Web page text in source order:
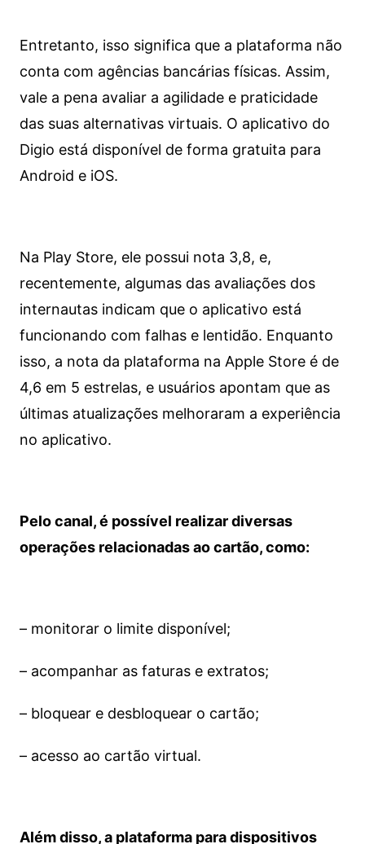
Entretanto, isso significa que a plataforma não
conta com agências bancárias físicas. Assim,
vale a pena avaliar a agilidade e praticidade
das suas alternativas virtuais. O aplicativo do
Digio está disponível de forma gratuita para
Android e iOS.
Na Play Store, ele possui nota 3,8, e,
recentemente, algumas das avaliações dos
internautas indicam que o aplicativo está
funcionando com falhas e lentidão. Enquanto
isso, a nota da plataforma na Apple Store é de
4,6 em 5 estrelas, e usuários apontam que as
últimas atualizações melhoraram a experiência
no aplicativo.
Pelo canal, é possível realizar diversas
operações relacionadas ao cartão, como:
– monitorar o limite disponível;
– acompanhar as faturas e extratos;
– bloquear e desbloquear o cartão;
– acesso ao cartão virtual.
Além disso, a plataforma para dispositivos